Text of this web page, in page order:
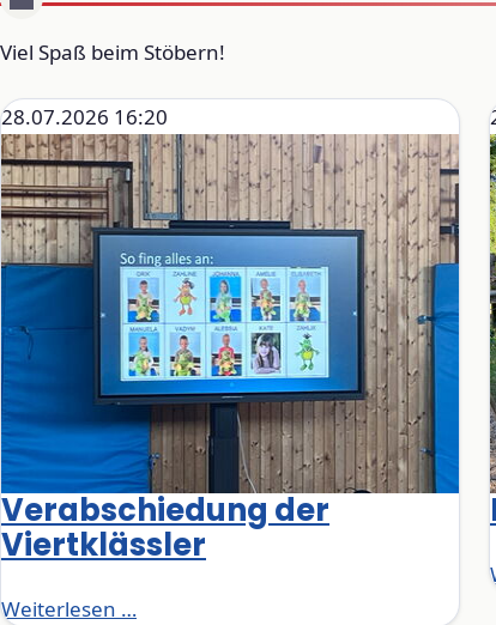
Viel Spaß beim Stöbern!
28.07.2026 16:20
Verabschiedung der
Viertklässler
Weiterlesen …